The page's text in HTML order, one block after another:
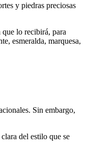
y piedras preciosas
lo recibirá, para
esmeralda, marquesa,
Sin embargo,
del estilo que se